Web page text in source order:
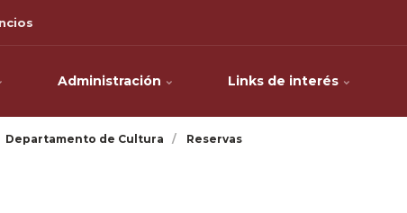
Administración Links de interés
Departamento de Cultura Reservas